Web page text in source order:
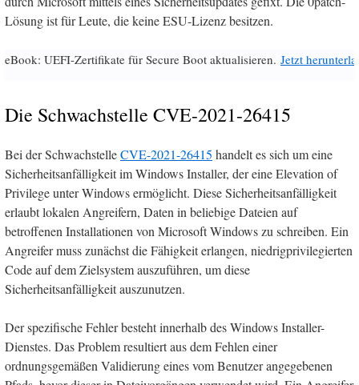
Lösung ist für Leute, die keine ESU-Lizenz besitzen.
eBook: UEFI-Zertifikate für Secure Boot aktualisieren. Jetzt
Die Schwachstelle CVE-2021-26415
Bei der SchwachstelleCVE-2021-26415 handelt es sich um eine
Sicherheitsanfälligkeit im Windows Installer, der eine Elevation of
Privilege unter Windows ermöglicht. Diese Sicherheitsanfälligkeit
erlaubt lokalen Angreifern, Daten in beliebige Dateien auf
betroffenen Installationen von Microsoft Windows zu schreiben. Ein
Angreifer muss zunächst die Fähigkeit erlangen, niedrigprivilegierten
Code auf dem Zielsystem auszuführen, um diese
Sicherheitsanfälligkeit auszunutzen.
Der spezifische Fehler besteht innerhalb des Windows Installer-
Dienstes. Das Problem resultiert aus dem Fehlen einer
ordnungsgemäßen Validierung eines vom Benutzer angegebenen